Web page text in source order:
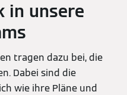
in unsere
tragen dazu bei, die
Dabei sind die
wie ihre Pläne und